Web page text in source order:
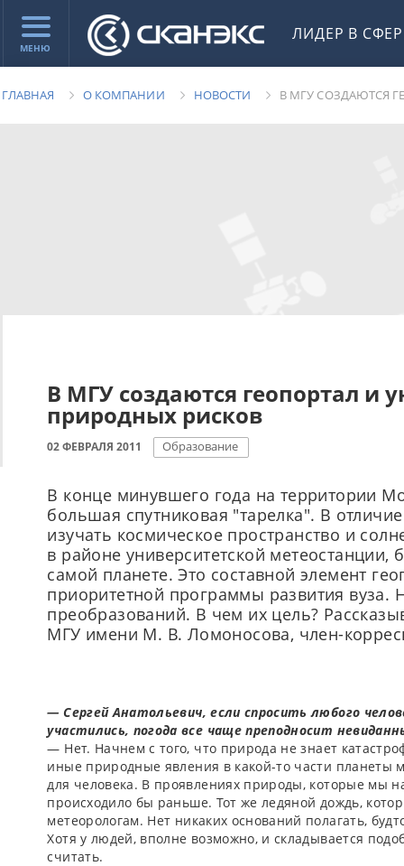
МЕНЮ
ЛИДЕР В
ГЛАВНАЯ О КОМПАНИИ НОВОСТИ В МГУ СОЗДАЮТСЯ
В МГУ создаются геопортал и
природных рисков
02 ФЕВРАЛЯ 2011 Образование
В конце минувшего года на территории
большая спутниковая "тарелка". В
изучать космическое пространство и
в районе университетской
самой планете. Это составной элемент
приоритетной программы развития
преобразований. В чем их цель?
МГУ имени М. В. Ломоносова, член­-
­— Сергей Анатольевич, если спросить любого
участились, погода все чаще преподносит
— Нет. Начнем с того, что природа не знает
иные природные явления в какой-­то части планеты
для человека. В проявлениях природы, которые мы
происходило бы раньше. Тот же ледяной дождь,
метеорологам. Нет никаких оснований полагать,
Хотя у людей, вполне возможно, и складывается
считать.